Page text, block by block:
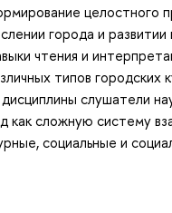
целостного
города и развитии
чтения и
типов городских
слушатели
как сложную систему
социальные и